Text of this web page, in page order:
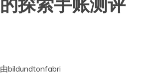
探索手账测评
bildundtonfabri